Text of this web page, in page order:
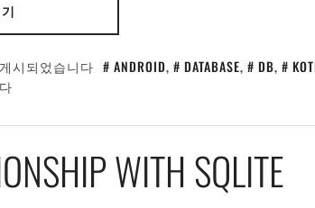
시되었습니다 ANDROID, DATABASE, DB,
WITH SQLITE